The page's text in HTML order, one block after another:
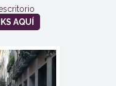
AQUÍ